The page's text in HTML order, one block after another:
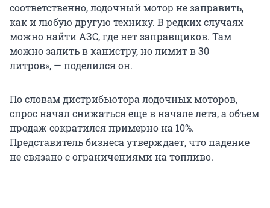
соответственно, лодочный мотор не заправить,
как и любую другую технику. В редких случаях
можно найти АЗС, где нет заправщиков. Там
можно залить в канистру, но лимит в 30
литров», — поделился он.
По словам дистрибьютора лодочных моторов,
спрос начал снижаться еще в начале лета, а объем
продаж сократился примерно на 10%.
Представитель бизнеса утверждает, что падение
не связано с ограничениями на топливо.